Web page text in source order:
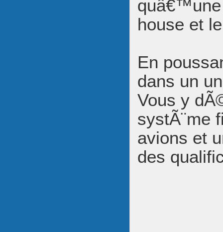
quâ€™une
house et
En
dans un
Vous y
systÃ¨me
avions et
des